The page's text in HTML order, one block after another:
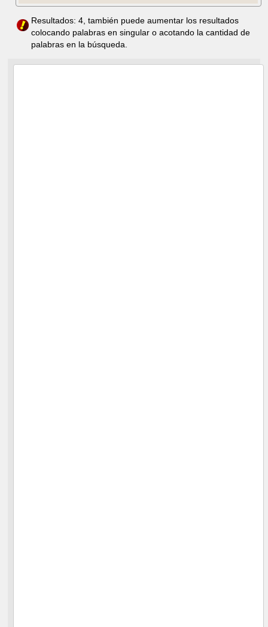
Resultados: 4, también puede aumentar los resultados
colocando palabras en singular o acotando la cantidad de
palabras en la búsqueda.